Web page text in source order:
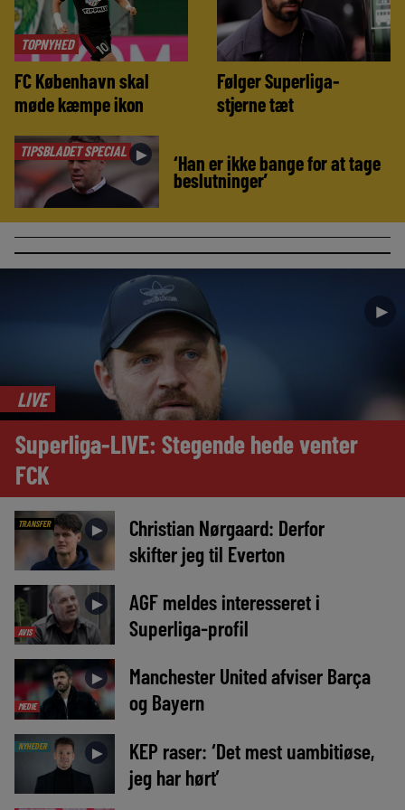
TOPNYHED
FC København skal
møde kæmpe ikon
Følger Superliga-
stjerne tæt
TIPSBLADET SPECIAL ► ‘Han er ikke bange for at tage
beslutninger’
►
LIVE
Superliga-LIVE: Stegende hede venter
FCK
TRANSFER ►
Christian Nørgaard: Derfor
skifter jeg til Everton
AVIS
►
AGF meldes interesseret i
Superliga-profil
MEDIE
►
Manchester United afviser Barça
og Bayern
NYHEDER ►
KEP raser: ‘Det mest uambitiøse,
jeg har hørt’